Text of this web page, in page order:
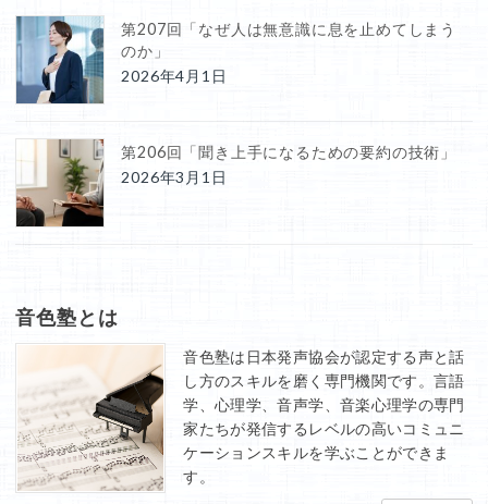
第207回「なぜ人は無意識に息を止めてしまう
のか」
2026年4月1日
第206回「聞き上手になるための要約の技術」
2026年3月1日
音色塾とは
音色塾は日本発声協会が認定する声と話
し方のスキルを磨く専門機関です。言語
学、心理学、音声学、音楽心理学の専門
家たちが発信するレベルの高いコミュニ
ケーションスキルを学ぶことができま
す。